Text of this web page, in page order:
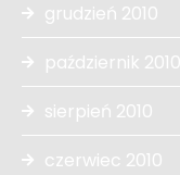
grudzień 2010
październik 2010
sierpień 2010
czerwiec 2010